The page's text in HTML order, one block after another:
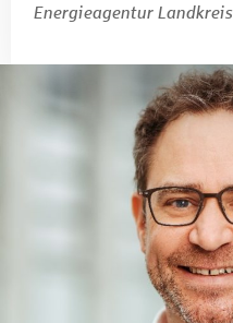
Energieagentur